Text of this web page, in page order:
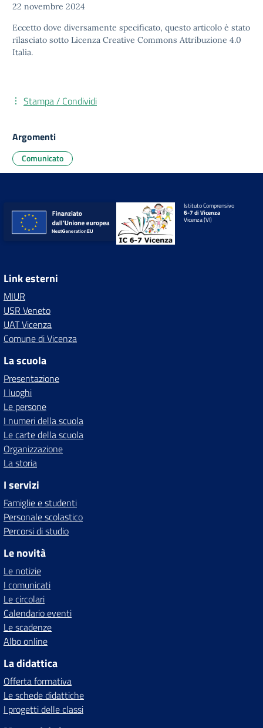
22 novembre 2024
Eccetto dove diversamente specificato, questo articolo è stato
rilasciato sotto Licenza Creative Commons Attribuzione 4.0
Italia.
Stampa / Condividi
Argomenti
Comunicato
Istituto Comprensivo
6-7 di Vicenza
Vicenza (VI)
Link esterni
MIUR
USR Veneto
UAT Vicenza
Comune di Vicenza
La scuola
Presentazione
I luoghi
Le persone
I numeri della scuola
Le carte della scuola
Organizzazione
La storia
I servizi
Famiglie e studenti
Personale scolastico
Percorsi di studio
Le novità
Le notizie
I comunicati
Le circolari
Calendario eventi
Le scadenze
Albo online
La didattica
Offerta formativa
Le schede didattiche
I progetti delle classi